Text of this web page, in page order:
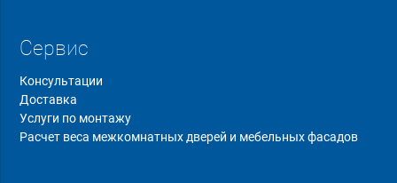
Сервис
Консультации
Доставка
Услуги по монтажу
Расчет веса межкомнатных дверей и мебельных фасадов